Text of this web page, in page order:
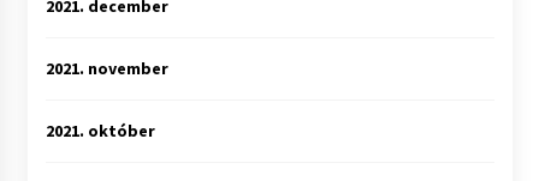
2021. december
2021. november
2021. október